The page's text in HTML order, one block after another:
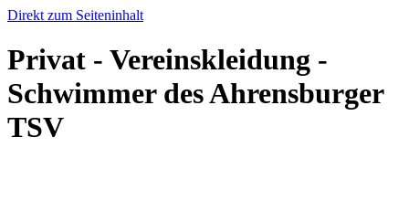
Direkt zum Seiteninhalt
Privat - Vereinskleidung -
Schwimmer des Ahrensburger
TSV